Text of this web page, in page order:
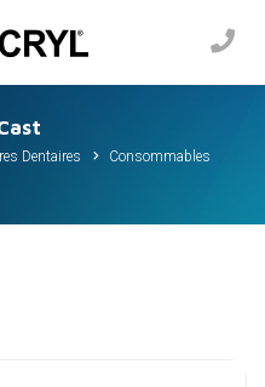
Dentaires
Consommables